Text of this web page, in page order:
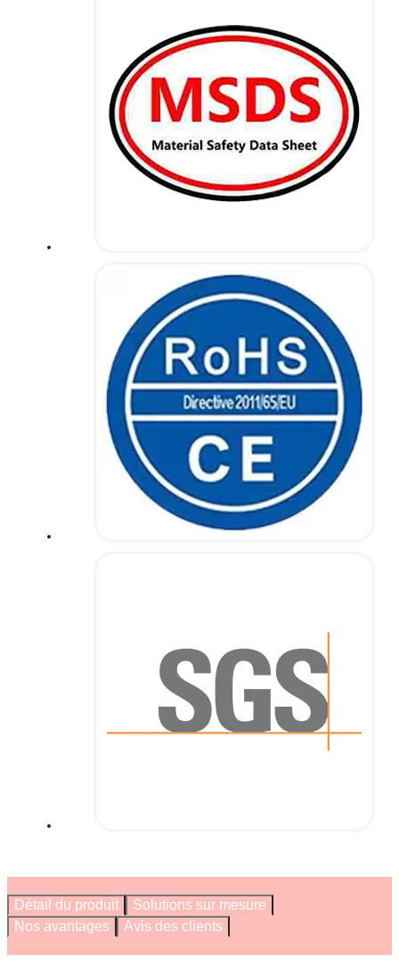
Détail du produit
Solutions sur mesure
Nos avantages
Avis des clients